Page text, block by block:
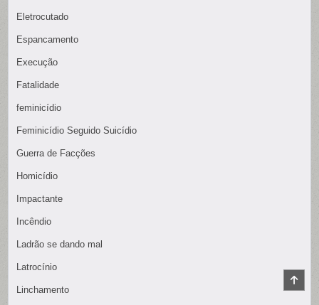
Eletrocutado
Espancamento
Execução
Fatalidade
feminicídio
Feminicídio Seguido Suicídio
Guerra de Facções
Homicídio
Impactante
Incêndio
Ladrão se dando mal
Latrocínio
Linchamento
TO